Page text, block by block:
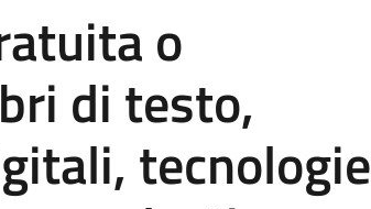
o
di testo,
tecnologie